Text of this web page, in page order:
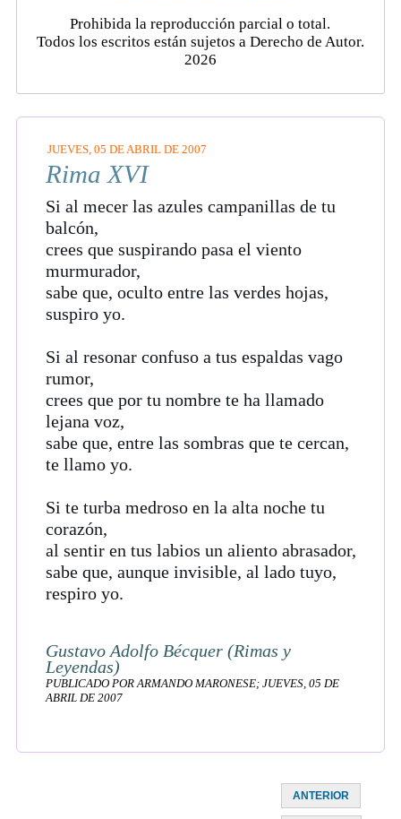
Prohibida la reproducción parcial o total.
Todos los escritos están sujetos a Derecho de Autor.
2026
JUEVES, 05 DE ABRIL DE 2007
Rima XVI
Si al mecer las azules campanillas de tu
balcón,
crees que suspirando pasa el viento
murmurador,
sabe que, oculto entre las verdes hojas,
suspiro yo.
Si al resonar confuso a tus espaldas vago
rumor,
crees que por tu nombre te ha llamado
lejana voz,
sabe que, entre las sombras que te cercan,
te llamo yo.
Si te turba medroso en la alta noche tu
corazón,
al sentir en tus labios un aliento abrasador,
sabe que, aunque invisible, al lado tuyo,
respiro yo.
Gustavo Adolfo Bécquer (Rimas y
Leyendas)
PUBLICADO POR ARMANDO MARONESE; JUEVES, 05 DE
ABRIL DE 2007
ANTERIOR